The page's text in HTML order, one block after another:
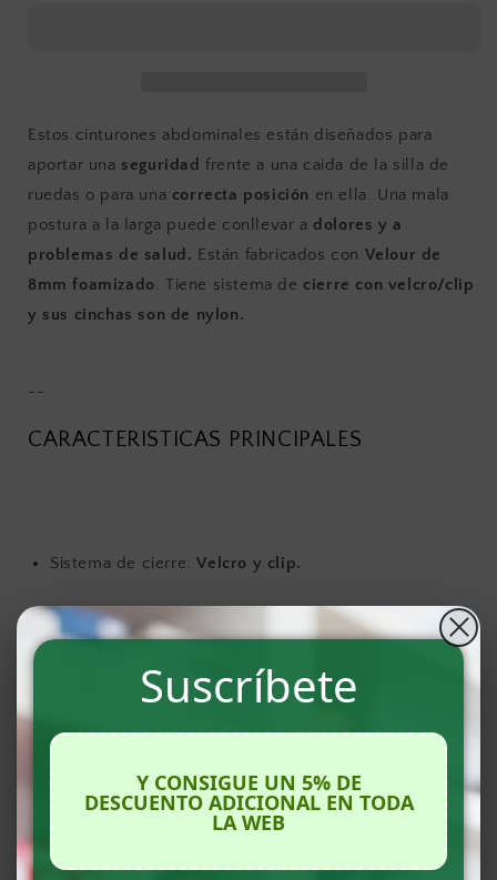
Estos cinturones abdominales están diseñados para
aportar una seguridad frente a una caída de la silla de
ruedas o para una correcta posición en ella. Una mala
postura a la larga puede conllevar a dolores y a
problemas de salud. Están fabricados con Velour de
8mm foamizado. Tiene sistema de cierre con velcro/clip
y sus cinchas son de nylon.
--
CARACTERISTICAS PRINCIPALES
Sistema de cierre:Velcro y clip.
Cinchas ajustables
VENTAJAS DEL PRODUCTO
Suscríbete
Y CONSIGUE UN 5% DE
DESCUENTO ADICIONAL EN TODA
LA WEB